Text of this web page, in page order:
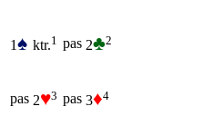
1♠ ktr.1 pas 2♣2
pas 2♥3 pas 3♦4